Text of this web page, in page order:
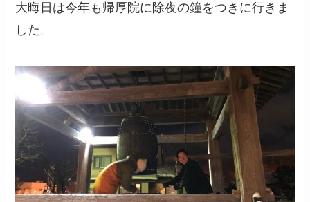
大晦日は今年も帰厚院に除夜の鐘をつきに行きま
した。